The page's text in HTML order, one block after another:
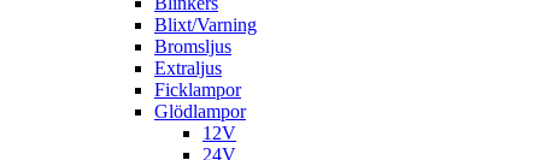
Blixt/Varning
Bromsljus
Extraljus
Ficklampor
Glödlampor
12V
24V